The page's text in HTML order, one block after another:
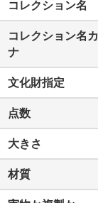
コレクション名
コレクション名カ
ナ
文化財指定
点数
大きさ
材質